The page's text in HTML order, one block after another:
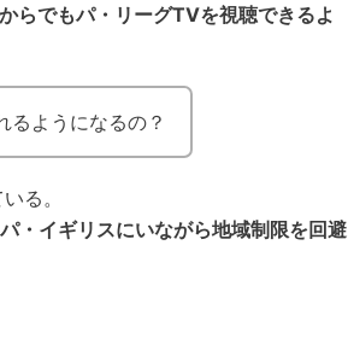
らでもパ・リーグTVを視聴できるよ
るようになるの？
る。
・イギリスにいながら地域制限を回避